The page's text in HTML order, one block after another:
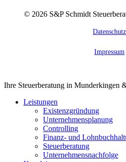
© 2026S&P Schmidt
Datenschutz
Impressum
Close
Ihre Steuerberatung in Munderkingen
Leistungen
Existenzgründung
Unternehmensplanung
Controlling
Finanz- und
Steuerberatung
Unternehmensnachfolge